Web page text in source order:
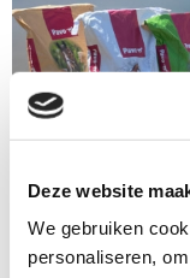
Deze website
We gebruiken
personaliseren,
Petra wint
Time:
Met Petra’s